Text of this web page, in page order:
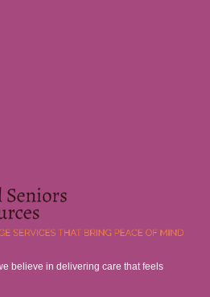
believe in delivering care that feels